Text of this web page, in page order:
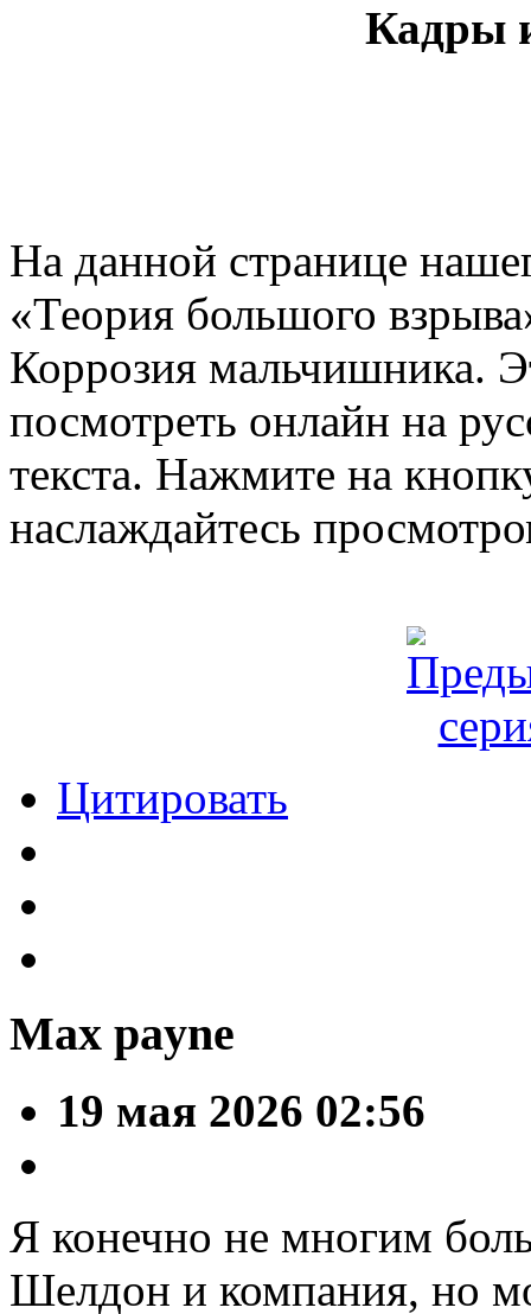
Кадры
На данной странице
«Теория большого
Коррозия мальчишника.
посмотреть онлайн на
текста. Нажмите на
наслаждайтесь
Цитировать
Max payne
19 мая 2026 02:56
Я конечно не многим
Шелдон и компания, но